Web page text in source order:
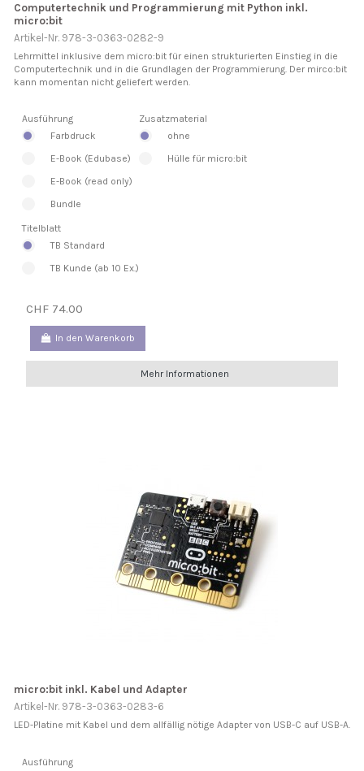
Computertechnik und Programmierung mit Python inkl.
micro:bit
Artikel-Nr. 978-3-0363-0282-9
Lehrmittel inklusive dem micro:bit für einen strukturierten Einstieg in die
Computertechnik und in die Grundlagen der Programmierung. Der mirco:bit
kann momentan nicht geliefert werden.
Ausführung
Farbdruck
E-Book (Edubase)
E-Book (read only)
Bundle
Zusatzmaterial
ohne
Hülle für micro:bit
Titelblatt
TB Standard
TB Kunde (ab 10 Ex.)
CHF 74.00
In den Warenkorb
Mehr Informationen
micro:bit inkl. Kabel und Adapter
Artikel-Nr. 978-3-0363-0283-6
LED-Platine mit Kabel und dem allfällig nötige Adapter von USB-C auf USB-A.
Ausführung